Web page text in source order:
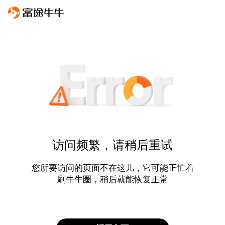
访问频繁，请稍后重试
您所要访问的页面不在这儿，它可能正忙着
刷牛牛圈，稍后就能恢复正常